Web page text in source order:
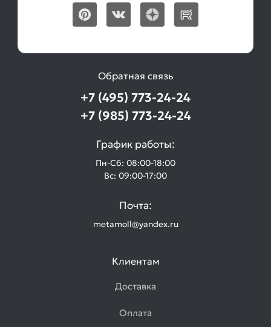
Обратная связь
+7 (495) 773-24-24
+7 (985) 773-24-24
График работы:
Пн-Сб: 08:00-18:00
Вс: 09:00-17:00
Почта:
metamoll@yandex.ru
Клиентам
Доставка
Оплата